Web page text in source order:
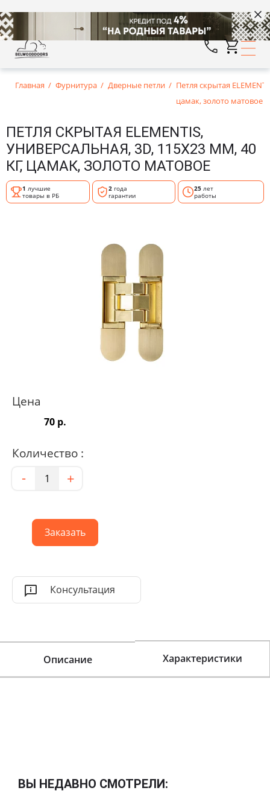
Главная Фурнитура Дверные петли
Петля скрытая
цамак, золото матовое
ПЕТЛЯ СКРЫТАЯ ELEMENTIS,
УНИВЕРСАЛЬНАЯ, 3D, 115X23 ММ, 40
КГ, ЦАМАК, ЗОЛОТО МАТОВОЕ
1 лучшие
товары в РБ
2года
гарантии
25 лет
работы
Цена
70 р.
Количество :
Количество
- +
Заказать
Консультация
Описание Характеристики
ВЫ НЕДАВНО СМОТРЕЛИ: